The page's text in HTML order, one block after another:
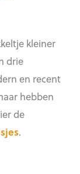
kleiner
drie
en recent
hebben
de
.